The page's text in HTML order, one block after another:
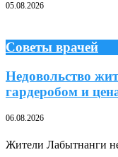
05.08.2026
Советы врачей
Недовольство
гардеробом и
06.08.2026
Жители Лабытнанги